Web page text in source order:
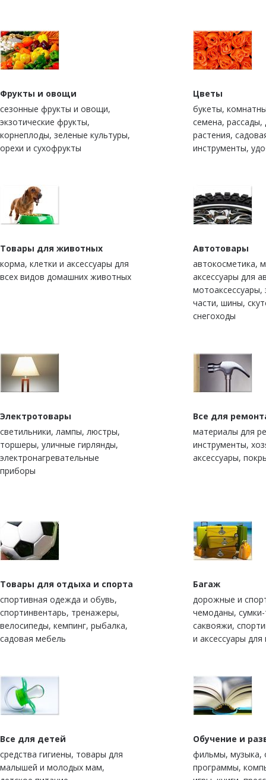
Фрукты и овощи
сезонные фрукты и овощи,
экзотические фрукты,
корнеплоды, зеленые культуры,
орехи и сухофрукты
Цветы
букеты,
семена, рассады,
растения,
инструменты,
Товары для животных
корма, клетки и аксессуары для
всех видов домашних животных
Автотовары
автокосметика,
аксессуары для
мотоаксессуары,
части, шины,
снегоходы
Электротовары
светильники, лампы, люстры,
торшеры, уличные гирлянды,
электронагревательные
приборы
Все для
материалы для
инструменты,
аксессуары,
Товары для отдыха и спорта
спортивная одежда и обувь,
спортинвентарь, тренажеры,
велосипеды, кемпинг, рыбалка,
садовая мебель
Багаж
дорожные и
чемоданы,
саквояжи,
и аксессуары
Все для детей
средства гигиены, товары для
малышей и молодых мам,
Обучение и
фильмы, музыка,
программы,